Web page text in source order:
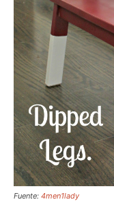
Fuente: 4men1lady